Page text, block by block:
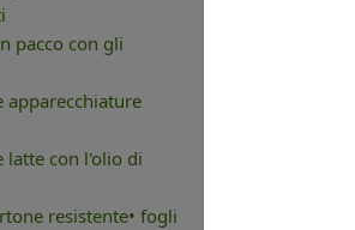
pacco con gli
apparecchiature
latte con l'olio di
resistente• fogli